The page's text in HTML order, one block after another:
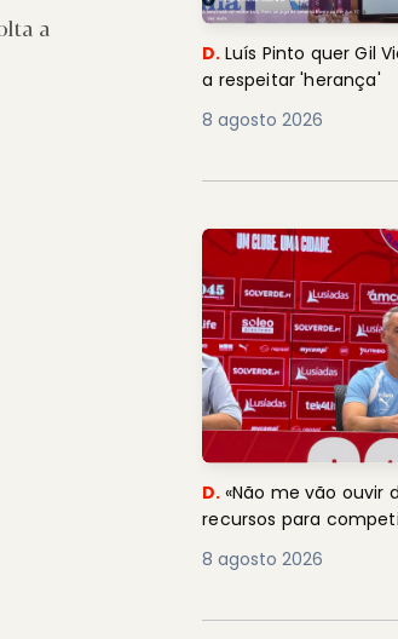
a
D. Luís Pinto quer Gil
a respeitar 'herança'
8 agosto 2026
D. «Não me vão ouvir
recursos para
8 agosto 2026